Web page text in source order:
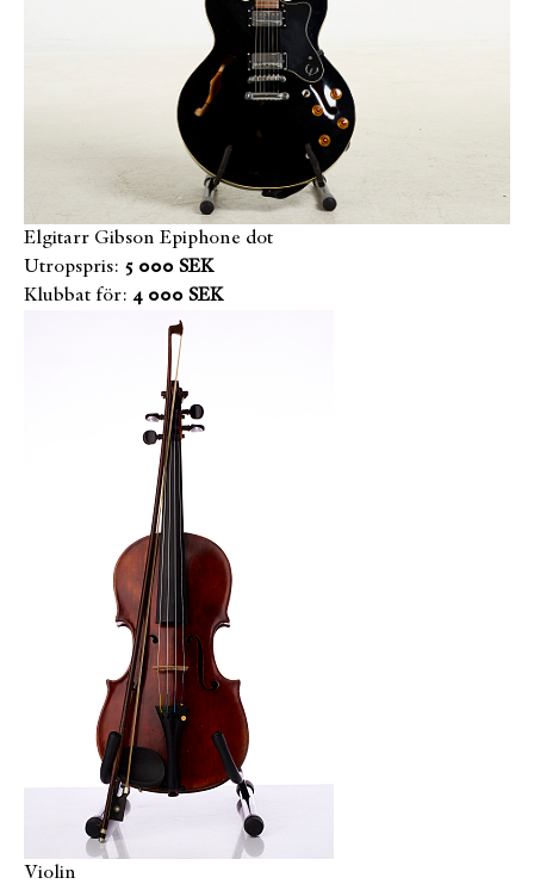
Elgitarr Gibson Epiphone dot
Utropspris: 5 000 SEK
Klubbat för: 4 000 SEK
Violin